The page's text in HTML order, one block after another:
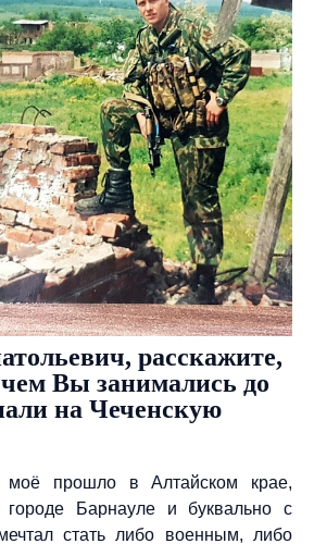
расскажите,
Вы занимались до
на Чеченскую
прошло в Алтайском крае,
Барнауле и буквально с
стать либо военным, либо